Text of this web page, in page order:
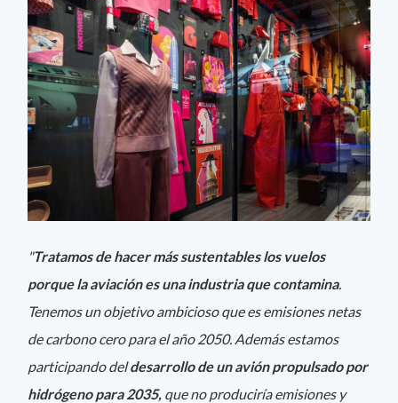
"Tratamos de hacer más sustentables los vuelos
porque la aviación es una industria que contamina.
Tenemos un objetivo ambicioso que es emisiones netas
de carbono cero para el año 2050. Además estamos
participando deldesarrollo de un avión propulsado por
hidrógeno para 2035, que no produciría emisiones y